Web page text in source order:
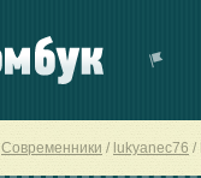
Современники lukyanec76